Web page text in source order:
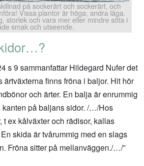
på sockerärt och sockerärt, och
Vissa plantor är höga, andra låga.
storlek och vara mer eller mindre söta i
smak och utseende.
s 9 sammanfattar Hildegard Nufer det
ärtväxterna finns fröna i baljor. Hit hör
och ärter. En balja är enrummig
kanten på baljans sidor. /…/Hos
t ex kålväxter och rädisor, kallas
skida är tvårummig med en slags
Fröna sitter på mellanväggen./…/”